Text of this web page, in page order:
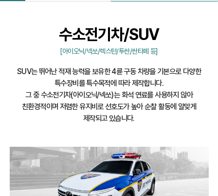
수소전기차/SUV
[아이오닉/넥쏘/렉스턴/투싼/싼타페 등]
SUV는 뛰어난 적재 능력을 보유한 4륜 구동 차량을 기본으로 다양한
특수장비를 특수목적에 따라 제작합니다.
그 중 수소전기차(아이오닉/넥쏘)는 화석 연료를 사용하지 않아
친환경적이며 저렴한 유지비로 선호도가 높아 순찰 활동에 알맞게
제작되고 있습니다.